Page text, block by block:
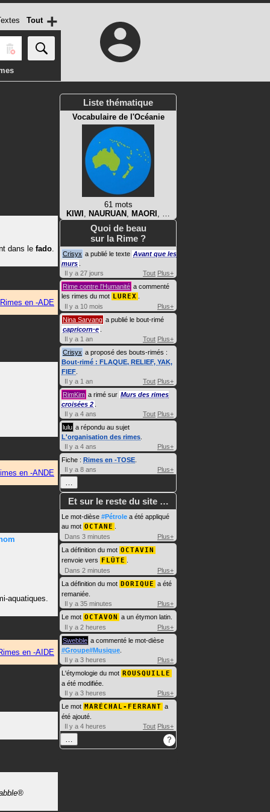
Tout +
dans le fado.
Rimes en -ADE
en -ANDE
aquatiques.
en -AIDE
Liste thématique
Vocabulaire de l'Océanie
61 mots
KIWI , NAURUAN , MAORI , …
Quoi de beau
sur la Rime ?
Crisyx a publié le texte Avant que les
murs
Il y a 27 jours
Tout Plus+
Rime contre l'Humanité a commenté
les rimes du mot LUREX
Il y a 10 mois
Plus+
Nina Sarvang a publié le bout-rimé
capricorn·e
Il y a 1 an
Tout Plus+
Crisyx a proposé des bouts-rimés :
Bout-rimé : FLAQUE, RELIEF, YAK,
FIEF
Il y a 1 an
Tout Plus+
RimKim a rimé sur Murs des rimes
croisées 2
Il y a 4 ans
Tout Plus+
lulu a répondu au sujet
L'organisation des rimes
Il y a 4 ans
Plus+
Fiche : Rimes en -TOSE
Il y a 8 ans
Plus+
…
Et sur le reste du site …
Le mot-dièse #Pétrole a été appliqué
au mot OCTANE
Dans 3 minutes
Plus+
La définition du mot OCTAVIN
renvoie vers FLÛTE
Dans 2 minutes
Plus+
La définition du mot DORIQUE a été
remaniée.
Il y a 35 minutes
Plus+
Le mot OCTAVON a un étymon latin.
Il y a 2 heures
Plus+
Swebble a commenté le mot-dièse
#Groupe#Musique
Il y a 3 heures
Plus+
L'étymologie du mot ROUSQUILLE
a été modifiée.
Il y a 3 heures
Plus+
Le mot MARÉCHAL-FERRANT a
été ajouté.
Il y a 4 heures
Tout Plus+
… ?